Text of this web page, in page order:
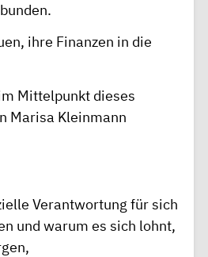
ihre Finanzen in die
Mittelpunkt dieses
Marisa Kleinmann
Verantwortung für sich
und warum es sich lohnt,